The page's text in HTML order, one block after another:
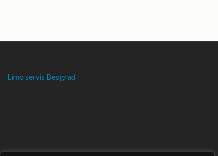
Limo servis Beograd